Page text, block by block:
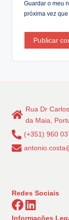
Guardar o meu
próxima vez
Rua Dr
da Maia,
(+351) 960
Redes Sociais
Informações